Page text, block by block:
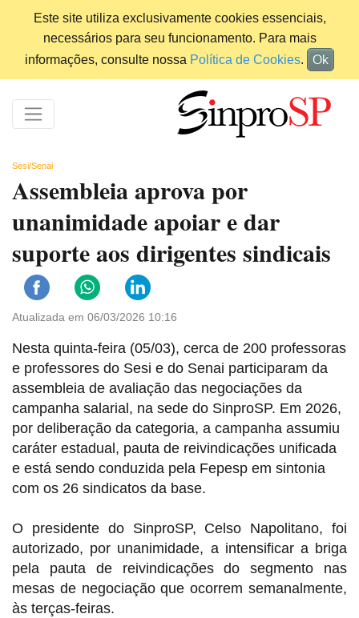
Este site utiliza exclusivamente cookies essenciais,
necessários para seu funcionamento. Para mais
informações, consulte nossa Política de Cookies. Ok
Sesi/Senai
Assembleia aprova por
unanimidade apoiar e dar
suporte aos dirigentes sindicais
Atualizada em 06/03/2026 10:16
Nesta quinta-feira (05/03), cerca de 200 professoras
e professores do Sesi e do Senai participaram da
assembleia de avaliação das negociações da
campanha salarial, na sede do SinproSP. Em 2026,
por deliberação da categoria, a campanha assumiu
caráter estadual, pauta de reivindicações unificada
e está sendo conduzida pela Fepesp em sintonia
com os 26 sindicatos da base.
O presidente do SinproSP, Celso Napolitano, foi
autorizado, por unanimidade, a intensificar a briga
pela pauta de reivindicações do segmento nas
mesas de negociação que ocorrem semanalmente,
às terças-feiras.